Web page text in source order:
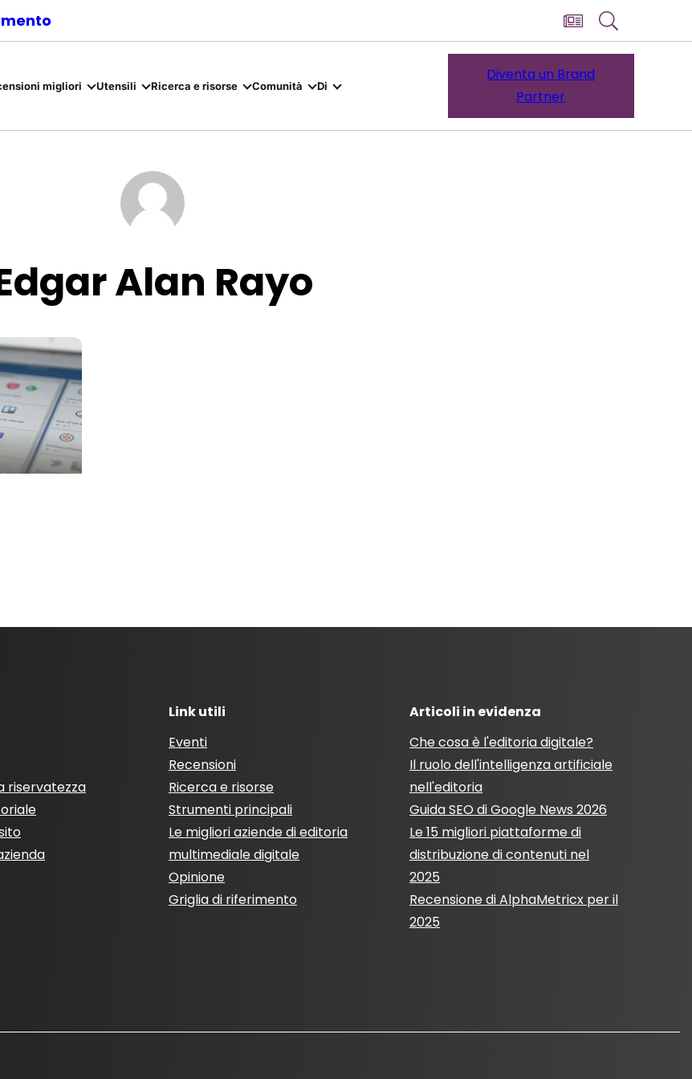
migliori Utensili Ricerca e risorse Comunità Di
Diventa un Brand
Partner
Alan Rayo
riservatezza
Link utili
Eventi
Recensioni
Ricerca e risorse
Strumenti principali
Le migliori aziende di editoria
multimediale digitale
Opinione
Griglia di riferimento
Articoli in evidenza
Che cosa è l'editoria digitale?
Il ruolo dell'intelligenza artificiale
nell'editoria
Guida SEO di Google News 2026
Le 15 migliori piattaforme di
distribuzione di contenuti nel
2025
Recensione di AlphaMetricx per il
2025